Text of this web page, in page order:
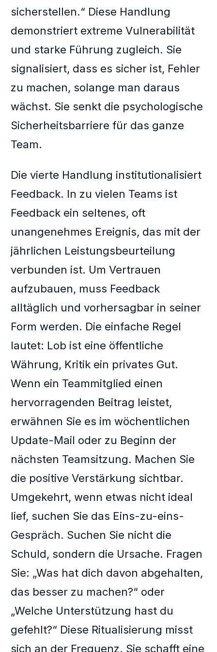
sicherstellen.“ Diese Handlung
demonstriert extreme Vulnerabilität
und starke Führung zugleich. Sie
signalisiert, dass es sicher ist, Fehler
zu machen, solange man daraus
wächst. Sie senkt die psychologische
Sicherheitsbarriere für das ganze
Team.
Die vierte Handlung institutionalisiert
Feedback. In zu vielen Teams ist
Feedback ein seltenes, oft
unangenehmes Ereignis, das mit der
jährlichen Leistungsbeurteilung
verbunden ist. Um Vertrauen
aufzubauen, muss Feedback
alltäglich und vorhersagbar in seiner
Form werden. Die einfache Regel
lautet: Lob ist eine öffentliche
Währung, Kritik ein privates Gut.
Wenn ein Teammitglied einen
hervorragenden Beitrag leistet,
erwähnen Sie es im wöchentlichen
Update-Mail oder zu Beginn der
nächsten Teamsitzung. Machen Sie
die positive Verstärkung sichtbar.
Umgekehrt, wenn etwas nicht ideal
lief, suchen Sie das Eins-zu-eins-
Gespräch. Suchen Sie nicht die
Schuld, sondern die Ursache. Fragen
Sie: „Was hat dich davon abgehalten,
das besser zu machen?“ oder
„Welche Unterstützung hast du
gefehlt?“ Diese Ritualisierung misst
sich an der Frequenz. Sie schafft eine